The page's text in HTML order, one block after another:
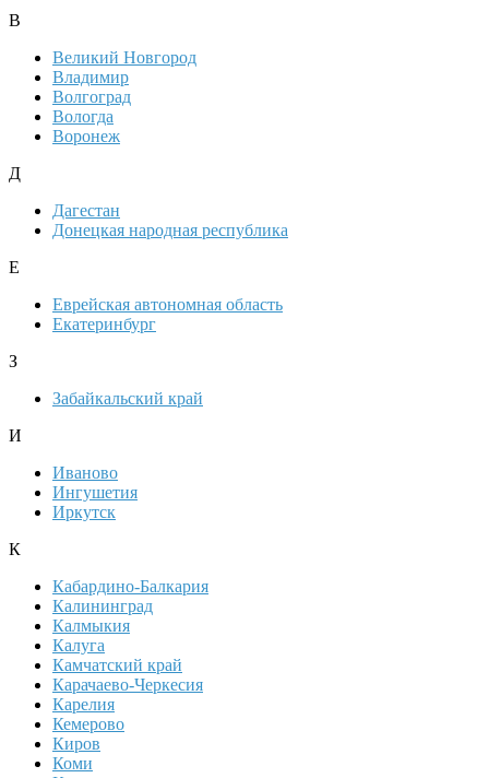
В
Великий Новгород
Владимир
Волгоград
Вологда
Воронеж
Д
Дагестан
Донецкая народная республика
Е
Еврейская автономная область
Екатеринбург
З
Забайкальский край
И
Иваново
Ингушетия
Иркутск
К
Кабардино-Балкария
Калининград
Калмыкия
Калуга
Камчатский край
Карачаево-Черкесия
Карелия
Кемерово
Киров
Коми